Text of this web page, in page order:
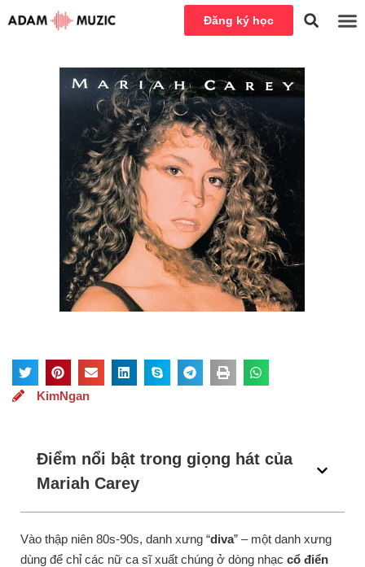
Đăng ký học
KimNgan
Điểm nổi bật trong giọng hát của
Mariah Carey
Vào thập niên 80s-90s, danh xưng “diva” – một danh xưng
dùng để chỉ các nữ ca sĩ xuất chúng ở dòng nhạc cổ điển